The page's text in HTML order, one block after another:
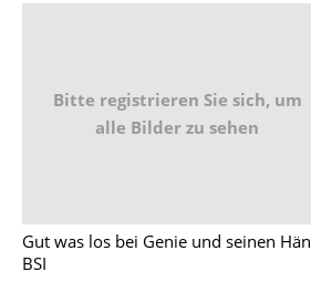
Bitte registrieren Sie sich, um
alle Bilder zu sehen
Gut was los bei Genie und seinen
BSI